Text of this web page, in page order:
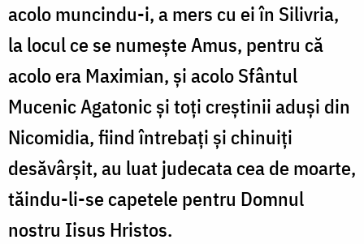
acolo muncindu-i, a mers cu ei în Silivria,
la locul ce se numeşte Amus, pentru că
acolo era Maximian, şi acolo Sfântul
Mucenic Agatonic şi toţi creştinii aduşi din
Nicomidia, fiind întrebaţi şi chinuiţi
desăvârşit, au luat judecata cea de moarte,
tăindu-li-se capetele pentru Domnul
nostru Iisus Hristos.